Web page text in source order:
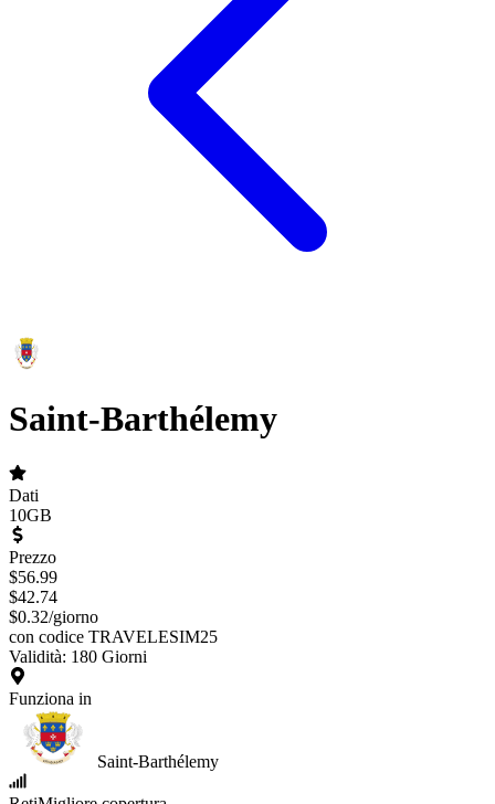
Saint-Barthélemy
Dati
10GB
Prezzo
$56.99
$42.74
$0.32/giorno
con codice TRAVELESIM25
Validità: 180 Giorni
Funziona in
Saint-Barthélemy